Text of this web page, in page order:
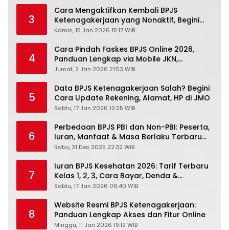
3
Cara Mengaktifkan Kembali BPJS
Ketenagakerjaan yang Nonaktif, Begini
Panduan Lengkapnya
Kamis, 15 Jan 2026 15:17 WIB
4
Cara Pindah Faskes BPJS Online 2026,
Panduan Lengkap via Mobile JKN,
PANDAWA & Offiline Kantor Cabang
Jumat, 2 Jan 2026 21:53 WIB
5
Data BPJS Ketenagakerjaan Salah? Begini
Cara Update Rekening, Alamat, HP di JMO
Sabtu, 17 Jan 2026 12:25 WIB
6
Perbedaan BPJS PBI dan Non-PBI: Peserta,
Iuran, Manfaat & Masa Berlaku Terbaru
2026
Rabu, 31 Des 2025 22:32 WIB
7
Iuran BPJS Kesehatan 2026: Tarif Terbaru
Kelas 1, 2, 3, Cara Bayar, Denda &
Panduan Lengkap Peserta JKN-KIS
Sabtu, 17 Jan 2026 06:40 WIB
8
Website Resmi BPJS Ketenagakerjaan:
Panduan Lengkap Akses dan Fitur Online
Minggu, 11 Jan 2026 19:19 WIB